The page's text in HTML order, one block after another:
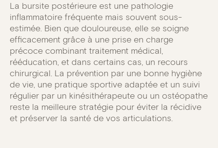
La bursite postérieure est une pathologie
inflammatoire fréquente mais souvent sous-
estimée. Bien que douloureuse, elle se soigne
efficacement grâce à une prise en charge
précoce combinant traitement médical,
rééducation, et dans certains cas, un recours
chirurgical. La prévention par une bonne hygiène
de vie, une pratique sportive adaptée et un suivi
régulier par un kinésithérapeute ou un ostéopathe
reste la meilleure stratégie pour éviter la récidive
et préserver la santé de vos articulations.